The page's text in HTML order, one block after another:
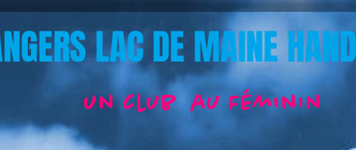
LAC DE MAINE
un club au Féminin